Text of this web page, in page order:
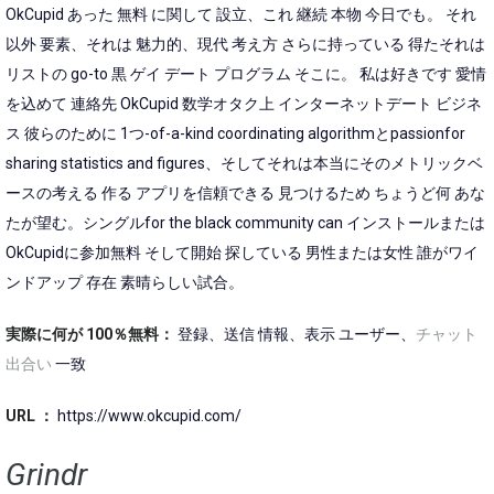
OkCupid あった 無料 に関して 設立、これ 継続 本物 今日でも。 それ
以外 要素、それは 魅力的、現代 考え方 さらに持っている 得たそれは
リストの go-to 黒 ゲイ デート プログラム そこに。 私は好きです 愛情
を込めて 連絡先 OkCupid 数学オタク上 インターネットデート ビジネ
ス 彼らのために 1つ-of-a-kind coordinating algorithmとpassionfor
sharing statistics and figures、そしてそれは本当にそのメトリックベ
ースの考える 作る アプリを信頼できる 見つけるため ちょうど何 あな
たが望む。シングルfor the black community can インストールまたは
OkCupidに参加無料 そして開始 探している 男性または女性 誰がワイ
ンドアップ 存在 素晴らしい試合。
実際に何が 100％無料： 登録、送信 情報、表示 ユーザー、 チャット
出合い 一致
URL ： https://www.okcupid.com/
Grindr